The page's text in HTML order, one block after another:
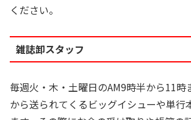
ください。
雑誌卸スタッフ
毎週火・木・土曜日のAM9時半から11時
から送られてくるビッグイシューや単行